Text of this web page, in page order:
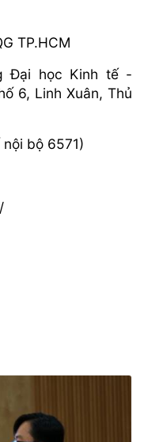
TP.HCM
Đại học Kinh tế -
6, Linh Xuân, Thủ
bộ 6571)